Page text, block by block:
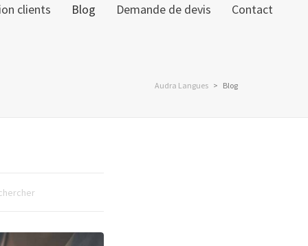
clients Blog Demande de devis Contact
Audra Langues > Blog